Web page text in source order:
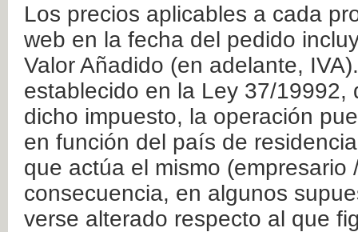
Los precios aplicables a cada
web en la fecha del pedido
Valor Añadido (en adelante,
establecido en la Ley 37/
dicho impuesto, la operación
en función del país de
que actúa el mismo
consecuencia, en algunos
verse alterado respecto al que